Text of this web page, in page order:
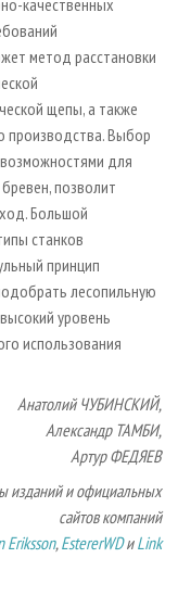
метод расстановки
щепы, а также
производства. Выбор
для
позволит
Большой
станков
принцип
лесопильную
уровень
использования
Анатолий ЧУБИНСКИЙ,
Александр ТАМБИ,
Артур ФЕДЯЕВ
изданий и официальных
сайтов компаний
Eriksson,EstererWDиLink